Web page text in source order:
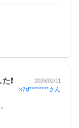
❗️ 2026/02/11
k7d********さん